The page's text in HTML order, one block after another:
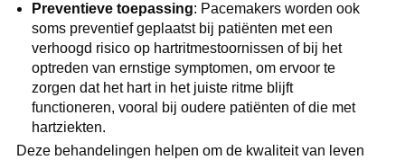
Preventieve toepassing: Pacemakers worden ook
soms preventief geplaatst bij patiënten met een
verhoogd risico op hartritmestoornissen of bij het
optreden van ernstige symptomen, om ervoor te
zorgen dat het hart in het juiste ritme blijft
functioneren, vooral bij oudere patiënten of die met
hartziekten.
Deze behandelingen helpen om de kwaliteit van leven